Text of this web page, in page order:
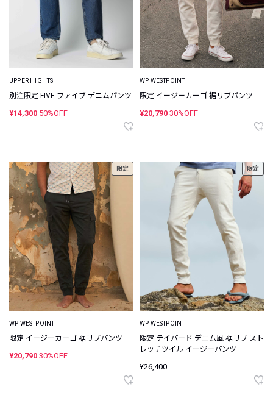
UPPER HIGHTS
別注限定 FIVE ファイブ デニムパンツ
¥14,300 50%OFF
WP WESTPOINT
限定 イージーカーゴ 裾リブパンツ
¥20,790 30%OFF
限定
WP WESTPOINT
限定 イージーカーゴ 裾リブパンツ
¥20,790 30%OFF
限定
WP WESTPOINT
限定 テイパード デニム風 裾リブ スト
レッチツイル イージーパンツ
¥26,400